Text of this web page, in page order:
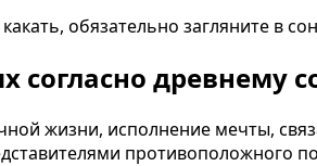
обязательно загляните в
согласно древнему
жизни, исполнение мечты,
противоположного